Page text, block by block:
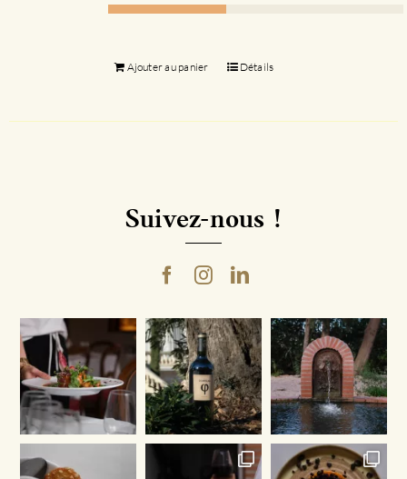
Ajouter au panier Détails
Suivez-nous !